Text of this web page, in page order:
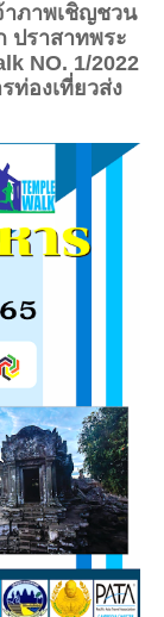
าภาพเชิญชวน
ปราสาทพระ
NO. 1/2022
ท่องเที่ยวส่ง